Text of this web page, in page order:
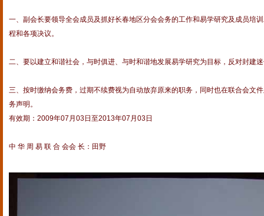
一、副会长要领导全会成员及抓好长春地区分会会务的工作和易学研究及成员培
程和各项决议。
二、要以建立和谐社会，与时俱进、与时和谐地发展易学研究为目标，反对封建
三、按时缴纳会务费，过期不续费视为自动放弃原来的职务，同时也在联合会文
务声明。
有效期：2009年07月03日至2013年07月03日
中 华 周 易 联 合 会会 长：田野